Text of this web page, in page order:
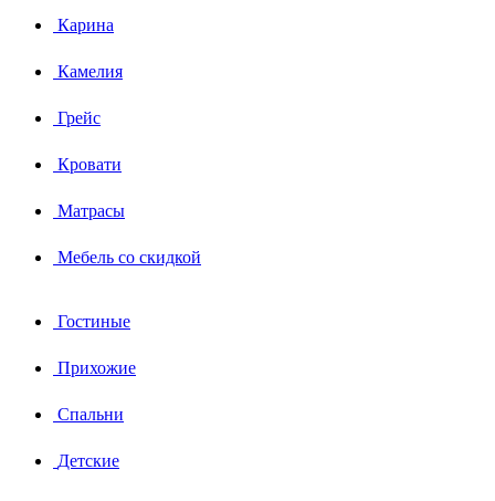
Карина
Камелия
Грейс
Кровати
Матрасы
Мебель со скидкой
Гостиные
Прихожие
Спальни
Детские